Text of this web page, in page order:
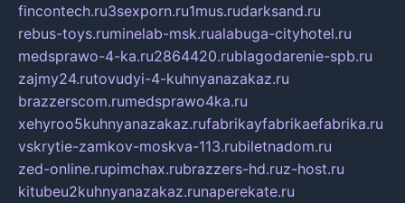
fincontech.ru3sexporn.ru1mus.rudarksand.ru
rebus-toys.ruminelab-msk.rualabuga-cityhotel.ru
medsprawo-4-ka.ru2864420.rublagodarenie-spb.ru
zajmy24.rutovudyi-4-kuhnyanazakaz.ru
brazzerscom.rumedsprawo4ka.ru
xehyroo5kuhnyanazakaz.rufabrikayfabrikaefabrika.ru
vskrytie-zamkov-moskva-113.rubiletnadom.ru
zed-online.rupimchax.rubrazzers-hd.ruz-host.ru
kitubeu2kuhnyanazakaz.runaperekate.ru